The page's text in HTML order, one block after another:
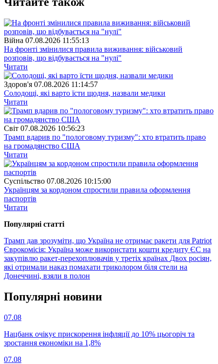
Війна 07.08.2026 11:55:13
На фронті змінилися правила виживання: військовий
розповів, що відбувається на "нулі"
Читати
Здоров'я 07.08.2026 11:14:57
Солодощі, які варто їсти щодня, назвали медики
Читати
Свiт 07.08.2026 10:56:23
Трамп вдарив по "пологовому туризму": хто втратить право
на громадянство США
Читати
Суспiльство 07.08.2026 10:15:00
Українцям за кордоном спростили правила оформлення
паспортів
Читати
Популярнi статтi
Трамп дав зрозуміти, що Україна не отримає ракети для Patriot
Єврокомісія: Україна може використати кошти кредиту ЄС на
закупівлю ракет-перехоплювачів у третіх країнах Двох росіян,
які отримали наказ помахати триколором біля стели на
Донеччині, взяли в полон
Популярнi новини
07.08
Нацбанк очікує прискорення інфляції до 10% цьогоріч та
зростання економіки на 1,8%
07.08